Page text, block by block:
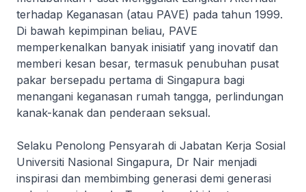
terhadap Keganasan (atau PAVE) pada tahun 1999.
Di bawah kepimpinan beliau, PAVE
memperkenalkan banyak inisiatif yang inovatif dan
memberi kesan besar, termasuk penubuhan pusat
pakar bersepadu pertama di Singapura bagi
menangani keganasan rumah tangga, perlindungan
kanak-kanak dan penderaan seksual.
Selaku Penolong Pensyarah di Jabatan Kerja Sosial
Universiti Nasional Singapura, Dr Nair menjadi
inspirasi dan membimbing generasi demi generasi